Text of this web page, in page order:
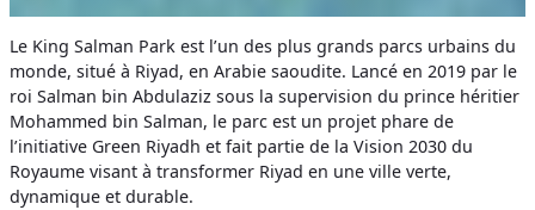
Le King Salman Park est l’un des plus grands parcs urbains du
monde, situé à Riyad, en Arabie saoudite. Lancé en 2019 par le
roi Salman bin Abdulaziz sous la supervision du prince héritier
Mohammed bin Salman, le parc est un projet phare de
l’initiative Green Riyadh et fait partie de la Vision 2030 du
Royaume visant à transformer Riyad en une ville verte,
dynamique et durable.